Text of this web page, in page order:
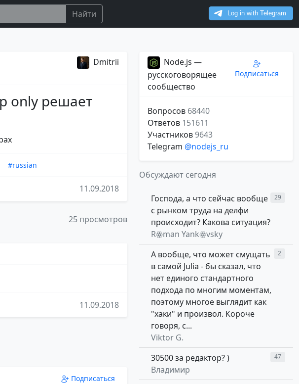
Найти
Dmitrii
only решает
#russian
11.09.2018
25 просмотров
11.09.2018
Подписаться
Node.js —
русскоговорящее
сообщество
Подписаться
Вопросов 68440
Ответов 151611
Участников9643
Telegram @nodejs_ru
Обсуждают сегодня
Господа, а что сейчас вообще
с рынком труда на делфи
происходит? Какова ситуация?
Rꙮman Yankꙮvsky
29
А вообще, что может смущать
в самой Julia - бы сказал, что
нет единого стандартного
подхода по многим моментам,
поэтому многое выглядит как
"хаки" и произвол. Короче
говоря, с...
Viktor G.
2
30500 за редактор? )
Владимир
47